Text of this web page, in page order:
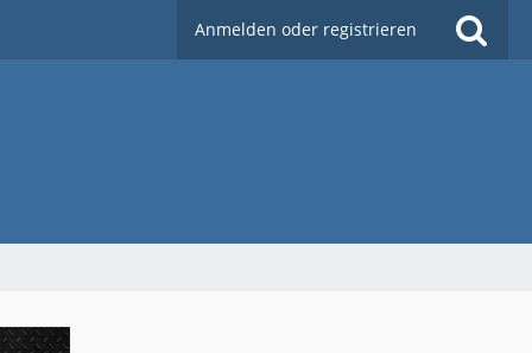
Anmelden oder registrieren